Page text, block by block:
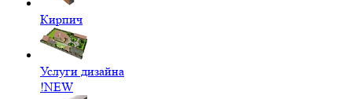
Кирпич
Услуги дизайна
!NEW